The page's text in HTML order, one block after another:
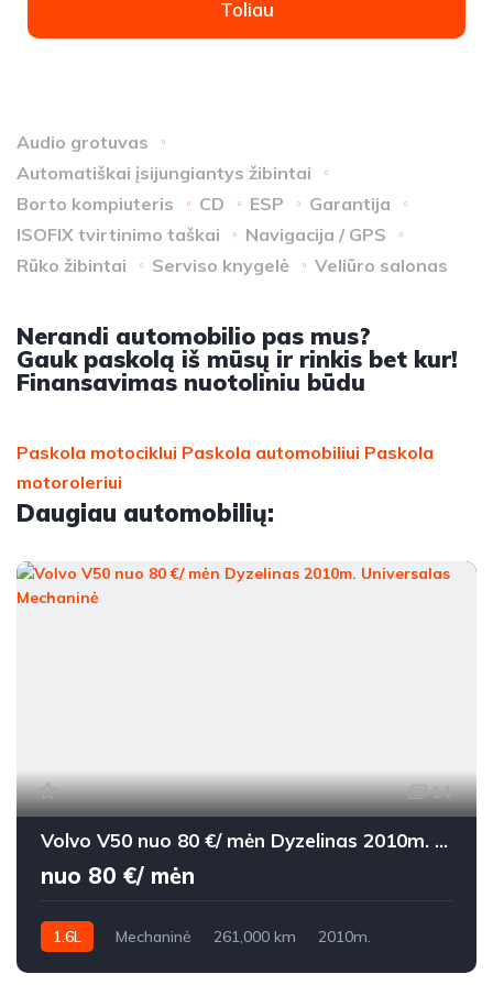
Toliau
Audio grotuvas
Automatiškai įsijungiantys žibintai
Borto kompiuteris
CD ESP
Garantija
ISOFIX tvirtinimo taškai
Navigacija / GPS
Rūko žibintai
Serviso knygelė Veliūro salonas
Nerandi automobilio pas mus?
Gauk paskolą iš mūsų ir rinkis bet kur!
Finansavimas nuotoliniu būdu
Paskola motociklui Paskola automobiliui Paskola
motoroleriui
Daugiau automobilių:
14
Volvo V50 nuo 80 €/ mėn Dyzelinas 2010m. Universalas Mechaninė
nuo 80 €/ mėn
1.6L Mechaninė 261,000 km 2010m.